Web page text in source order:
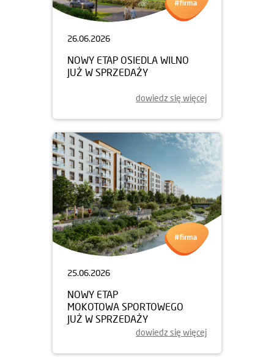
26.06.2026
NOWY ETAP OSIEDLA WILNO
JUŻ W SPRZEDAŻY
dowiedz się więcej
25.06.2026
NOWY ETAP
MOKOTOWA SPORTOWEGO
JUŻ W SPRZEDAŻY
dowiedz się więcej